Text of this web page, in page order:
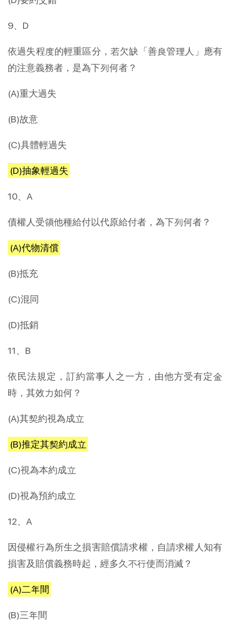
9、D
依過失程度的輕重區分，若欠缺「善良管理人」應有
的注意義務者，是為下列何者？
(A)重大過失
(B)故意
(C)具體輕過失
(D)抽象輕過失
10、A
債權人受領他種給付以代原給付者，為下列何者？
(A)代物清償
(B)抵充
(C)混同
(D)抵銷
11、B
依民法規定，訂約當事人之一方，由他方受有定金
時，其效力如何？
(A)其契約視為成立
(B)推定其契約成立
(C)視為本約成立
(D)視為預約成立
12、A
因侵權行為所生之損害賠償請求權，自請求權人知有
損害及賠償義務時起，經多久不行使而消滅？
(A)二年間
(B)三年間